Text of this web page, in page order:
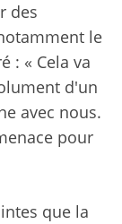
des
le
: « Cela va
d'un
avec nous.
pour
que la